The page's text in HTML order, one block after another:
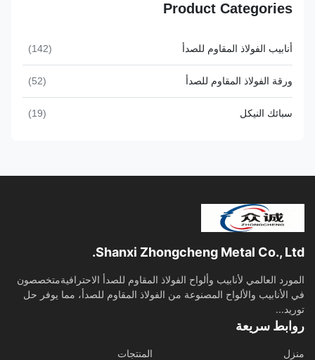
Product Categories
أنابيب الفولاذ المقاوم للصدأ
ورقة الفولاذ المقاوم للصدأ
سبائك النيكل
Shanxi Zhongcheng Metal Co.,
العالمي لأنابيب وألواح الفولاذ المقاوم للصدأ الاحترافيةمتخصصون
والألواح المصنوعة من الفولاذ المقاوم للصدأ، مما يوفر حل
سريعة
المنتجات